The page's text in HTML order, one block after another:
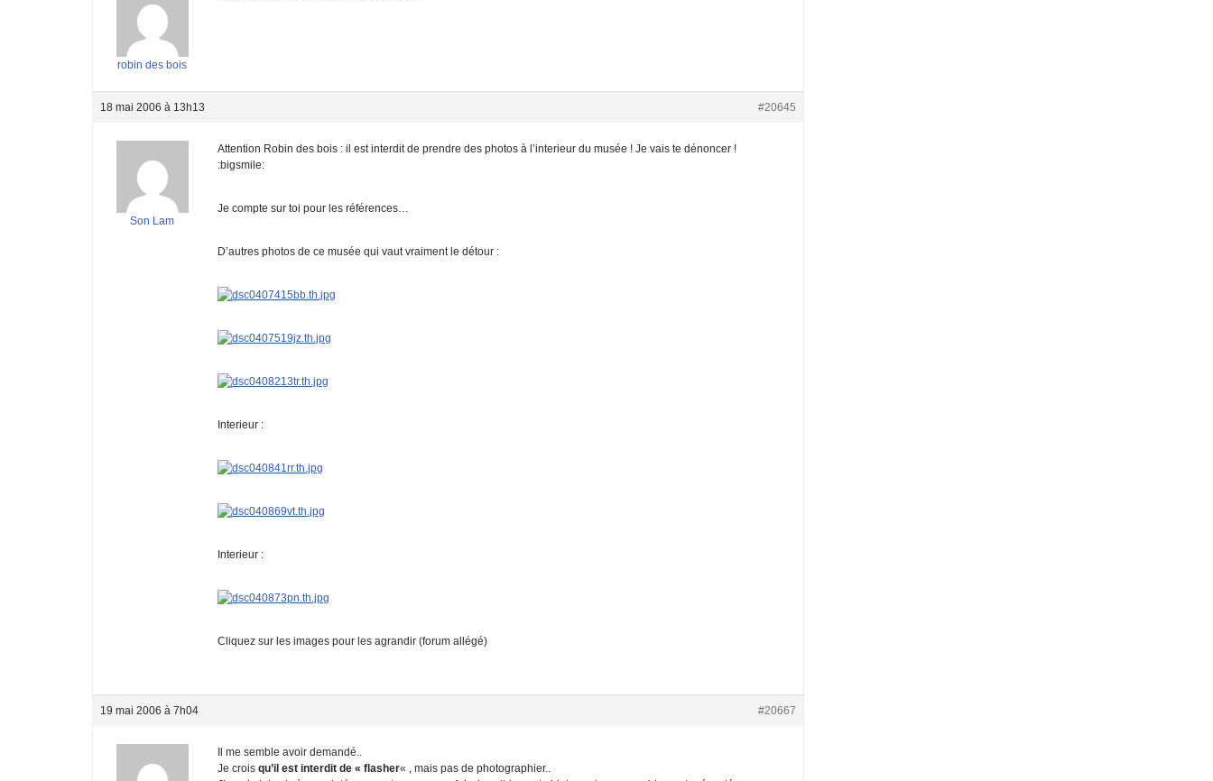
robin des bois
18 mai 2006 à 13h13 #20645
Son Lam
Attention Robin des bois : il est interdit de prendre des photos à l’interieur du musée ! Je vais te dénoncer !
:bigsmile:
Je compte sur toi pour les références…
D’autres photos de ce musée qui vaut vraiment le détour :
Interieur :
Interieur :
Cliquez sur les images pour les agrandir (forum allégé)
19 mai 2006 à 7h04 #20667
Il me semble avoir demandé..
Je crois qu’il est interdit de « flasher« , mais pas de photographier..